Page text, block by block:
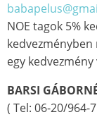
NOE tagok 5%
kedvezményben
egy
BARSI
( Tel: 06-20/